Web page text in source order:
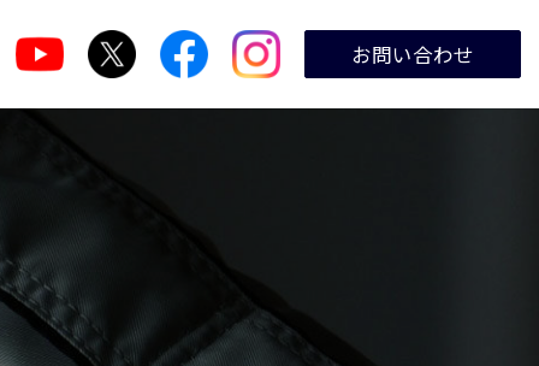
お問い合わせ